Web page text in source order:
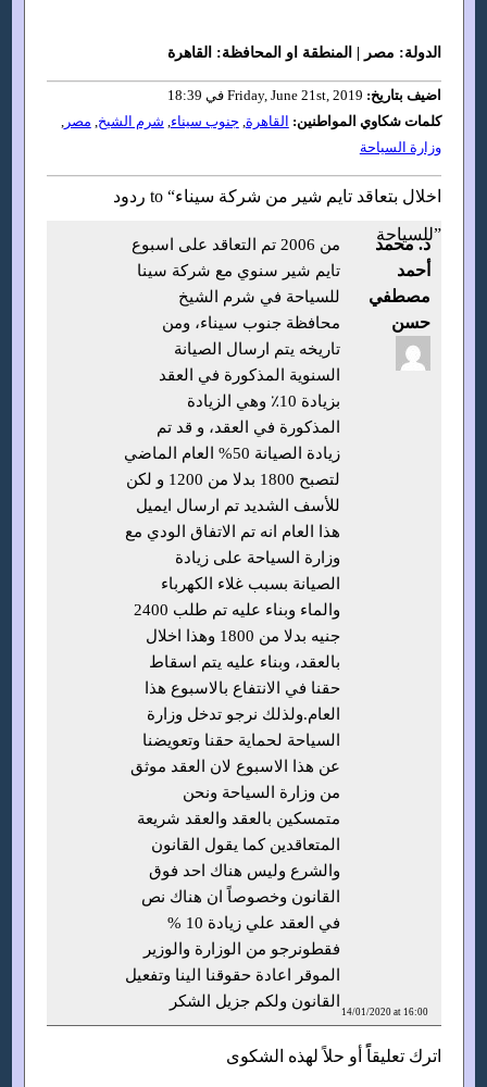
الدولة: مصر | المنطقة او المحافظة: القاهرة
اضيف بتاريخ:
كلمات شكاوي المواطنين: القاهرة, جنوب سيناء, شرم الشيخ, مصر,
وزارة السياحة
ردود to “اخلال بتعاقد تايم شير من شركة سيناء
للسياحة”
د. محمد
أحمد
مصطفي
حسن
14/01/2020 at 16:00
من 2006 تم التعاقد على اسبوع
تايم شير سنوي مع شركة سينا
للسياحة في شرم الشيخ
محافظة جنوب سيناء، ومن
تاريخه يتم ارسال الصيانة
السنوية المذكورة في العقد
بزيادة 10٪؜ وهي الزيادة
المذكورة في العقد، و قد تم
زيادة الصيانة 50% العام الماضي
لتصبح 1800 بدلا من 1200 و لكن
للأسف الشديد تم ارسال ايميل
هذا العام انه تم الاتفاق الودي مع
وزارة السياحة على زيادة
الصيانة بسبب غلاء الكهرباء
والماء وبناء عليه تم طلب 2400
جنيه بدلا من 1800 وهذا اخلال
بالعقد، وبناء عليه يتم اسقاط
حقنا في الانتفاع بالاسبوع هذا
العام.ولذلك نرجو تدخل وزارة
السياحة لحماية حقنا وتعويضنا
عن هذا الاسبوع لان العقد موثق
من وزارة السياحة ونحن
متمسكين بالعقد والعقد شريعة
المتعاقدين كما يقول القانون
والشرع وليس هناك احد فوق
القانون وخصوصاً ان هناك نص
في العقد علي زيادة 10 %
فقطونرجو من الوزارة والوزير
الموقر اعادة حقوقنا الينا وتفعيل
القانون ولكم جزيل الشكر
اترك تعليقاًً أو حلاً لهذه الشكوى